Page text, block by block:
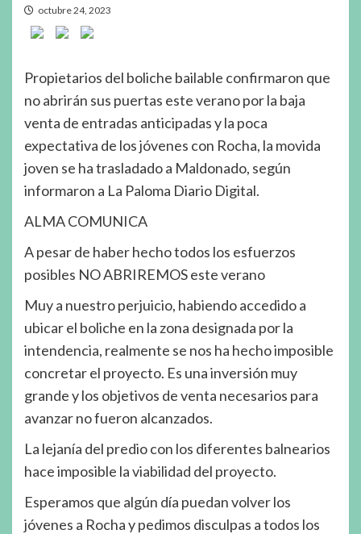
octubre 24, 2023
Propietarios del boliche bailable confirmaron que
no abrirán sus puertas este verano por la baja
venta de entradas anticipadas y la poca
expectativa de los jóvenes con Rocha, la movida
joven se ha trasladado a Maldonado, según
informaron a La Paloma Diario Digital.
ALMA COMUNICA
A pesar de haber hecho todos los esfuerzos
posibles NO ABRIREMOS este verano
Muy a nuestro perjuicio, habiendo accedido a
ubicar el boliche en la zona designada por la
intendencia, realmente se nos ha hecho imposible
concretar el proyecto. Es una inversión muy
grande y los objetivos de venta necesarios para
avanzar no fueron alcanzados.
La lejanía del predio con los diferentes balnearios
hace imposible la viabilidad del proyecto.
Esperamos que algún día puedan volver los
jóvenes a Rocha y pedimos disculpas a todos los